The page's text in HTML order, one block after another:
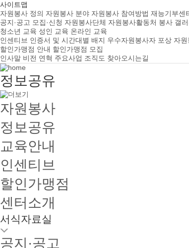
사이트맵
자원봉사 정의 자원봉사 분야 자원봉사 참여방법 재능기부센
공지·공고 모집·신청 자원봉사단체 자원봉사활동처 봉사 갤
청소년 교육 성인 교육 온라인 교육
인센티브 인증서 및 시간대별 배지 우수자원봉사자 포상 자
할인가맹점 안내 할인가맹점 모집
인사말 비전 연혁 주요사업 조직도 찾아오시는길
정보공유
자원봉사
정보공유
교육안내
인센티브
할인가맹점
센터소개
서식자료실
공지·공고